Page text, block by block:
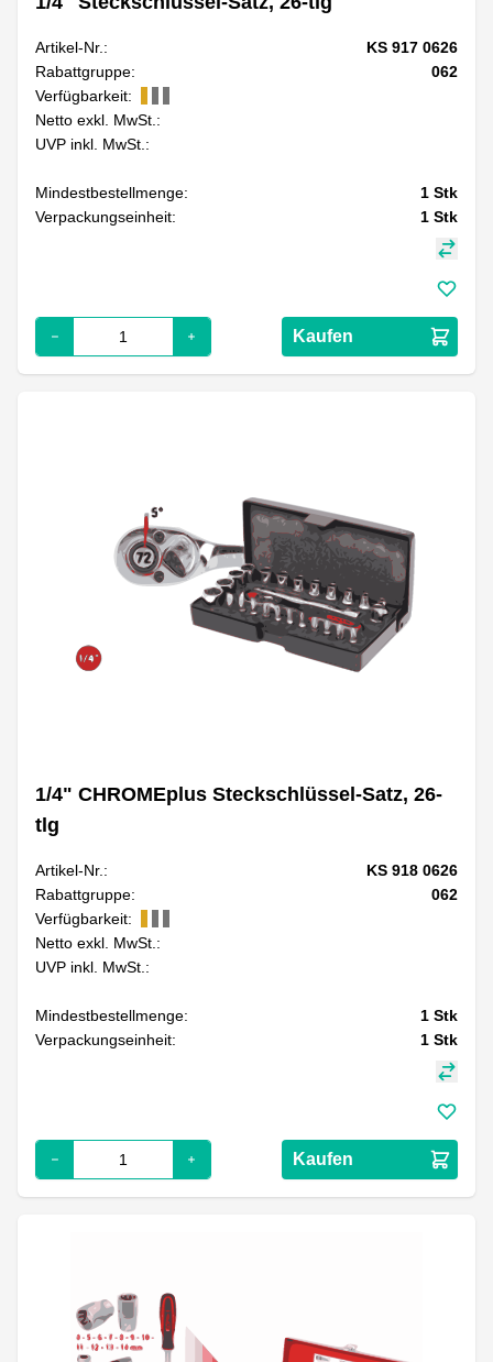
Artikel-Nr.:
KS 917 0626
Rabattgruppe:
062
Verfügbarkeit:
Netto exkl. MwSt.:
UVP inkl. MwSt.:
Mindestbestellmenge: 1 Stk
Verpackungseinheit:
1 Stk
Kaufen
1/4" CHROMEplus Steckschlüssel-Satz, 26-
tlg
Artikel-Nr.:
KS 918 0626
Rabattgruppe:
062
Verfügbarkeit:
Netto exkl. MwSt.:
UVP inkl. MwSt.:
Mindestbestellmenge: 1 Stk
Verpackungseinheit:
1 Stk
Kaufen